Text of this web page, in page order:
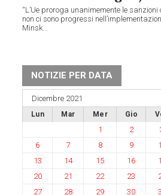
“L’Ue proroga unanimemente le
non ci sono progressi
Minsk...
NOTIZIE PER DATA
Dicembre 2021
Lun Mar Mer Gio
1 2
6
7 8 9
13
14 15 16
20
21 22 23
27
28 29 30